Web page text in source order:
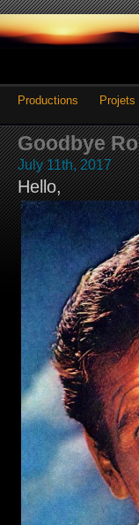
Productions Projets
Goodbye
July 11th, 2017
Hello,